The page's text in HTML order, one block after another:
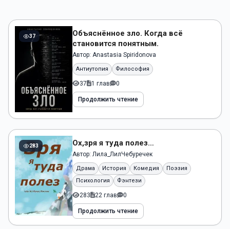
37
Объяснённое зло. Когда всё
становится понятным.
Автор: Anastasia Spiridonova
Антиутопия Философия
37 1 глав 0
Продолжить чтение
283 Ох,зря я туда полез…
Автор: Лила_ЛилЧебуречек
Драма История Комедия
Поэзия
Психология
Фэнтези
283 22 глав 0
Продолжить чтение